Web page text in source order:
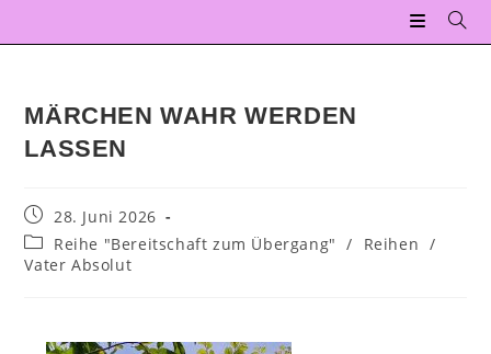
MÄRCHEN WAHR WERDEN
LASSEN
28. Juni 2026
Reihe "Bereitschaft zum Übergang"
/ Reihen /
Vater Absolut